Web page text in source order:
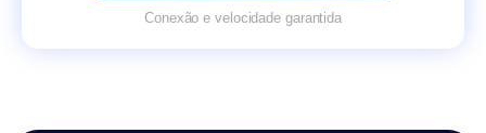
Conexão e velocidade garantida